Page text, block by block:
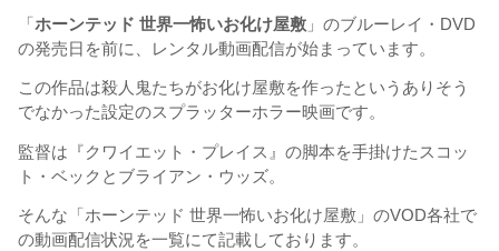
「ホーンテッド 世界一怖いお化け屋敷 」のブルーレイ・DVD
の発売日を前に、レンタル動画配信が始まっています。
この作品は殺人鬼たちがお化け屋敷を作ったというありそう
でなかった設定のスプラッターホラー映画です。
監督は『クワイエット・プレイス』の脚本を手掛けたスコッ
ト・ベックとブライアン・ウッズ。
そんな「ホーンテッド 世界一怖いお化け屋敷」のVOD各社で
の動画配信状況を一覧にて記載しております。